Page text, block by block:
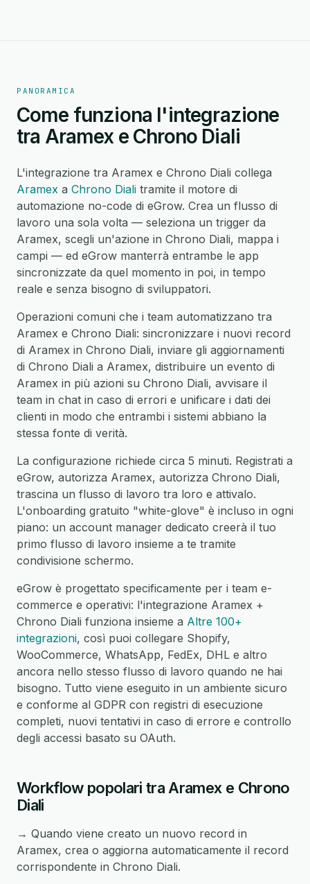
PANORAMICA
Come funziona l'integrazione
tra Aramex e Chrono Diali
L'integrazione tra Aramex e Chrono Diali collega
Aramex a Chrono Diali tramite il motore di
automazione no-code di eGrow. Crea un flusso di
lavoro una sola volta — seleziona un trigger da
Aramex, scegli un'azione in Chrono Diali, mappa i
campi — ed eGrow manterrà entrambe le app
sincronizzate da quel momento in poi, in tempo
reale e senza bisogno di sviluppatori.
Operazioni comuni che i team automatizzano tra
Aramex e Chrono Diali: sincronizzare i nuovi record
di Aramex in Chrono Diali, inviare gli aggiornamenti
di Chrono Diali a Aramex, distribuire un evento di
Aramex in più azioni su Chrono Diali, avvisare il
team in chat in caso di errori e unificare i dati dei
clienti in modo che entrambi i sistemi abbiano la
stessa fonte di verità.
La configurazione richiede circa 5 minuti. Registrati a
eGrow, autorizza Aramex, autorizza Chrono Diali,
trascina un flusso di lavoro tra loro e attivalo.
L'onboarding gratuito "white-glove" è incluso in ogni
piano: un account manager dedicato creerà il tuo
primo flusso di lavoro insieme a te tramite
condivisione schermo.
eGrow è progettato specificamente per i team e-
commerce e operativi: l'integrazione Aramex +
Chrono Diali funziona insieme a Altre 100+
integrazioni, così puoi collegare Shopify,
WooCommerce, WhatsApp, FedEx, DHL e altro
ancora nello stesso flusso di lavoro quando ne hai
bisogno. Tutto viene eseguito in un ambiente sicuro
e conforme al GDPR con registri di esecuzione
completi, nuovi tentativi in caso di errore e controllo
degli accessi basato su OAuth.
Workflow popolari tra Aramex e Chrono
Diali
→ Quando viene creato un nuovo record in
Aramex, crea o aggiorna automaticamente il record
corrispondente in Chrono Diali.